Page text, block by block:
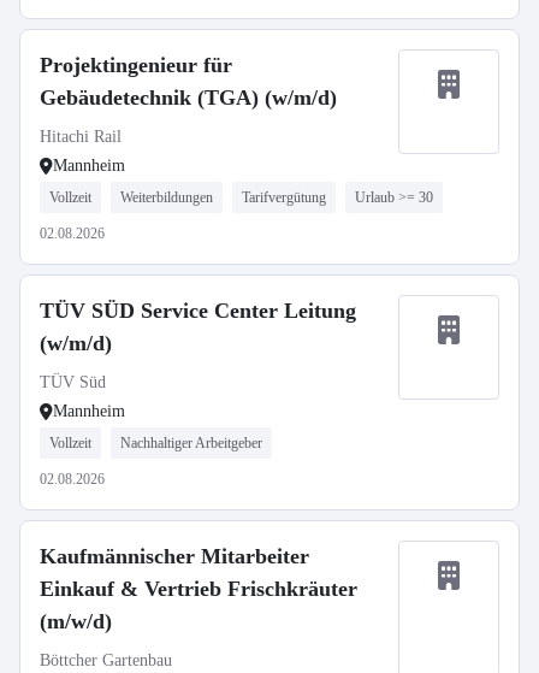
Projektingenieur für
Gebäudetechnik (TGA) (w/m/d)
Hitachi Rail
Mannheim
Vollzeit Weiterbildungen Tarifvergütung Urlaub >= 30
02.08.2026
TÜV SÜD Service Center Leitung
(w/m/d)
TÜV Süd
Mannheim
Vollzeit Nachhaltiger Arbeitgeber
02.08.2026
Kaufmännischer Mitarbeiter
Einkauf & Vertrieb Frischkräuter
(m/w/d)
Böttcher Gartenbau